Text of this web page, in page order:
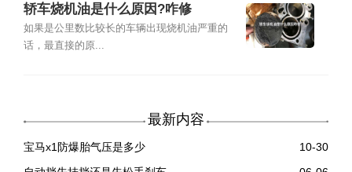
轿车烧机油是什么原因?咋修
如果是公里数比较长的车辆出现烧机油严重的
话，最直接的原...
最新内容
宝马x1防爆胎气压是多少
10-30